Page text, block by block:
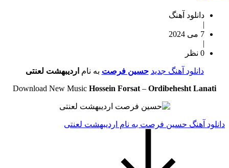
دانلود آهنگ
|
7 می 2024
|
0 نظر
دانلود آهنگ جدید حسین فرصت به نام اردیبهشت لعنتی
Download New Music Hossein Forsat – Ordibehesht Lanati
دانلود آهنگ حسین فرصت به نام اردیبهشت لعنتی